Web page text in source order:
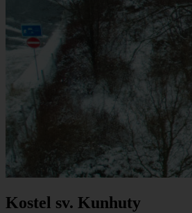
Kostel sv. Kunhuty